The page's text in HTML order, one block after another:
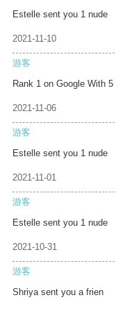
Estelle sent you 1 nude
2021-11-10
游客
Rank 1 on Google With 5
2021-11-06
游客
Estelle sent you 1 nude
2021-11-01
游客
Estelle sent you 1 nude
2021-10-31
游客
Shriya sent you a frien